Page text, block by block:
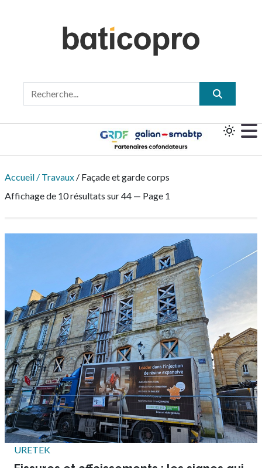
Accueil Travaux
Façade et garde corps
Affichage de 10 résultats sur 44 — Page 1
URETEK